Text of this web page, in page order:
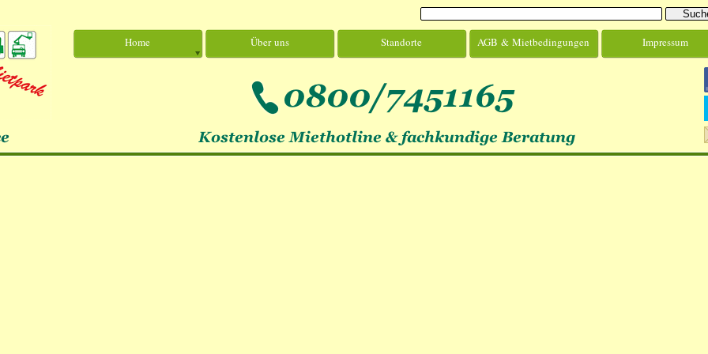
Home Über uns Standorte AGB & Mietbedingungen Impressum